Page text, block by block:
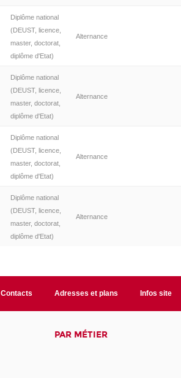
Diplôme national
(DEUST, licence,
master, doctorat,
diplôme d'Etat)
Alternance
Diplôme national
(DEUST, licence,
master, doctorat,
diplôme d'Etat)
Alternance
Diplôme national
(DEUST, licence,
master, doctorat,
diplôme d'Etat)
Alternance
Diplôme national
(DEUST, licence,
master, doctorat,
diplôme d'Etat)
Alternance
Contacts Adresses et plans Infos site
PAR MÉTIER